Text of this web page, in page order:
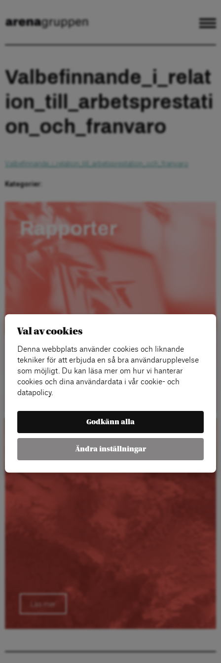
Valbefinnande_i_relat
ion_till_arbetsprestati
on_och_franvaro
Valbefinnande_i_relation_till_arbetsprestation_och_franvaro
Kategorier:
Rapporter
Läs mer
Kalender
Läs mer
Val av cookies
Denna webbplats använder cookies och liknande
tekniker för att erbjuda en så bra användarupplevelse
som möjligt. Du kan läsa mer om hur vi hanterar
cookies och dina användardata i vår cookie- och
datapolicy.
Godkänn alla
Ändra inställningar